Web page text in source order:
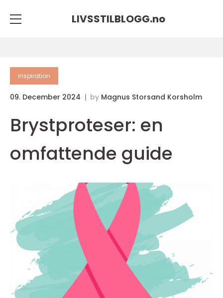
LIVSSTILBLOGG.no
inspiration
09. December 2024 by Magnus Storsand Korsholm
Brystproteser: en
omfattende guide